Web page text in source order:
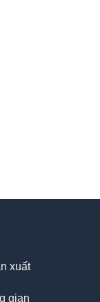
xuất
gian